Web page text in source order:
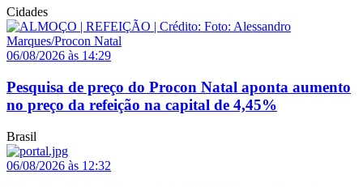
Cidades
06/08/2026 às 14:29
Pesquisa de preço do Procon Natal aponta aumento
no preço da refeição na capital de 4,45%
Brasil
06/08/2026 às 12:32